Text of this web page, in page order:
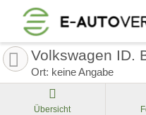
Volkswagen ID.
Ort: keine Angabe
Übersicht